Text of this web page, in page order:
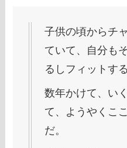
子供の頃からチ
ていて、自分も
るしフィットす
数年かけて、い
て、ようやくこ
だ。